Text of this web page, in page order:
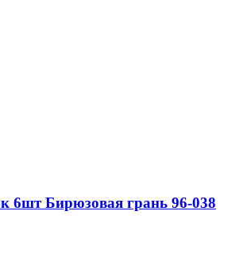
6шт Бирюзовая грань 96-038